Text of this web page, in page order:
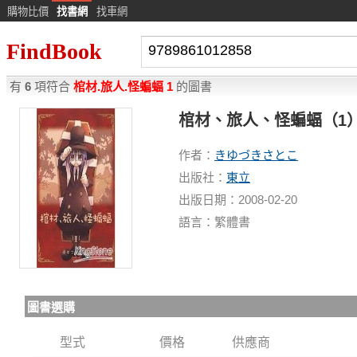
購物比價 找書網 找車網
FindBook
有 6 項符合 棺材.旅人.怪蝙蝠 1 的圖書
棺材、旅人、怪蝙蝠（1）
作者： きゆづきさとこ
出版社： 東立
出版日期：2008-02-20
語言：繁體書
圖書選購
型式 價格 供應商